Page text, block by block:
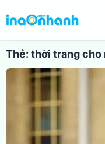
Thẻ: thời trang cho